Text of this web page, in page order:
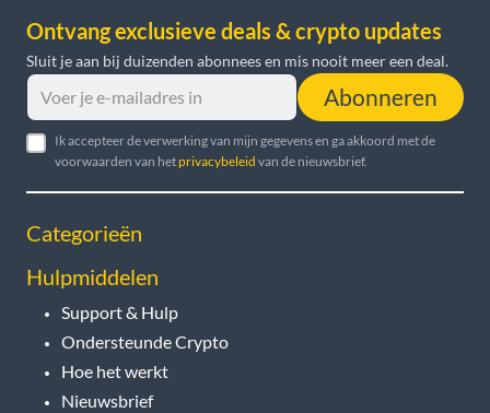
Ontvang exclusieve deals & crypto updates
Sluit je aan bij duizenden abonnees en mis nooit meer een deal.
Abonneren
Ik accepteer de verwerking van mijn gegevens en ga akkoord met de
voorwaarden van hetprivacybeleid van de nieuwsbrief.
Categorieën
Hulpmiddelen
Support & Hulp
Ondersteunde Crypto
Hoe het werkt
Nieuwsbrief